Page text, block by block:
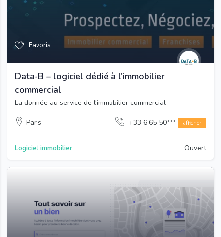
Favoris
Data-B – logiciel dédié à l’immobilier
commercial
La donnée au service de l'immobilier commercial
Paris +33 6 65 50*** afficher
Logiciel immobilier Ouvert